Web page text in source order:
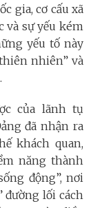
gia, cơ cấu xã
và sự yếu kém
yếu tố này
nhiên” và
của lãnh tụ
đã nhận ra
khách quan,
năng thành
động”, nơi
đường lối cách